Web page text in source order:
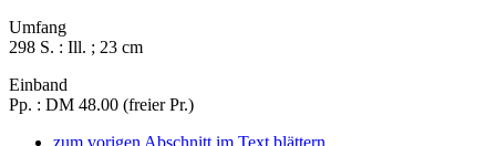
Umfang
298 S. : Ill. ; 23 cm
Einband
Pp. : DM 48.00 (freier Pr.)
zum vorigen Abschnitt im Text blättern